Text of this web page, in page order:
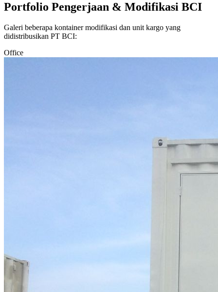
Portfolio Pengerjaan & Modifikasi BCI
Galeri beberapa kontainer modifikasi dan unit kargo yang
didistribusikan PT BCI:
Office